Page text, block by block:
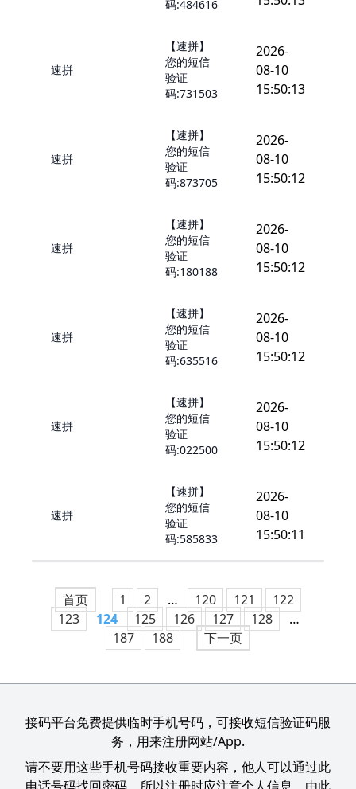
码:484616
速拼
【速拼】
您的短信
验证
码:731503
2026-
08-10
15:50:13
速拼
【速拼】
您的短信
验证
码:873705
2026-
08-10
15:50:12
速拼
【速拼】
您的短信
验证
码:180188
2026-
08-10
15:50:12
速拼
【速拼】
您的短信
验证
码:635516
2026-
08-10
15:50:12
速拼
【速拼】
您的短信
验证
码:022500
2026-
08-10
15:50:12
速拼
【速拼】
您的短信
验证
码:585833
2026-
08-10
15:50:11
首页 1 2 … 120 121
122
123
124 125 126 127 128
…
187
188 下一页
接码平台免费提供临时手机号码，可接收短信验证码服
务，用来注册网站/App.
请不要用这些手机号码接收重要内容，他人可以通过此
电话号码找回密码，所以注册时应注意个人信息，由此